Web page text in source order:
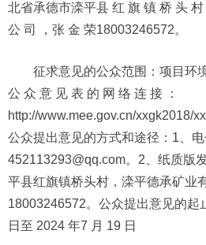
北省承德市滦平县 红 旗 镇 桥 头
公 司 ，张 金 荣18003246572。
征求意见的公众范围：项目环
公 众 意 见 表 的 网 络 连 接 ：
http://www.mee.gov.cn/xxgk2018/
公众提出意见的方式和途径：1、电
452113293@qq.com。2、纸质版
平县红旗镇桥头村，滦平德承矿业
18003246572。公众提出意见的起
日至 2024 年7 月 19 日